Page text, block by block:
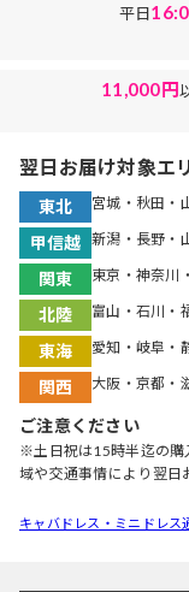
平日
11,000円
翌日お届け対象エ
東北 宮城・秋田・
甲信越 新潟・長野・
関東 東京・神奈川
北陸 富山・石川・
東海 愛知・岐阜・
関西 大阪・京都・
ご注意ください
※土日祝は15時半迄の購
域や交通事情により翌日
キャバドレス・ミニドレ